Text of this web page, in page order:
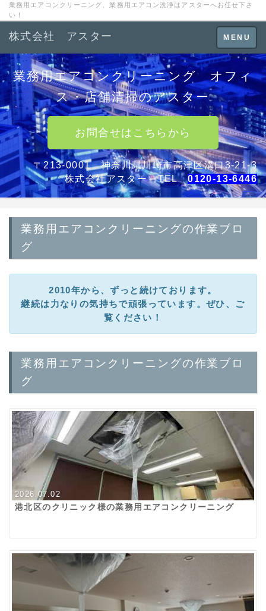
業務用エアコンクリーニング、業務用エアコン洗浄はアスターへお任せ下さ
い！
Toggle
navigation
MENU
株式会社 アスター
業務用エアコンクリーニング オフィ
ス・店舗清掃のアスター
お問合せはこちらから
〒213-0001 神奈川県川崎市高津区溝口3-21-3
株式会社アスター TEL0120-13-6446
業務用エアコンクリーニングの作業ブロ
グ
2010年から、ずっと続けております。
継続は力なりの気持ちで頑張っています。ぜひ、ご
覧ください！
業務用エアコンクリーニングの作業ブロ
グ
2026.07.02
港北区のクリニック様の業務用エアコンクリーニング